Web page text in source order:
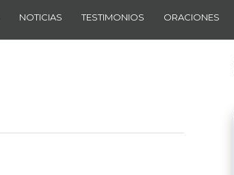
NOTICIAS TESTIMONIOS ORACIONES